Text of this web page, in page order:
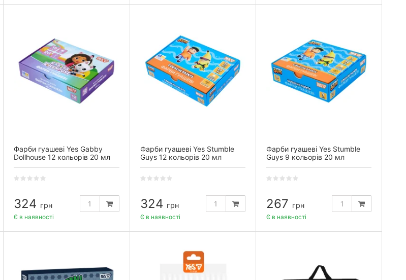
Фарби гуашеві Yes Gabby
Dollhouse 12 кольорів 20 мл
324 грн
Є в наявності
Фарби гуашеві Yes Stumble
Guys 12 кольорів 20 мл
324 грн
Є в наявності
Фарби гуашеві Yes Stumble
Guys 9 кольорів 20 мл
267 грн
Є в наявності